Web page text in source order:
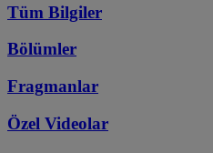
Tüm Bilgiler
Bölümler
Fragmanlar
Özel Videolar